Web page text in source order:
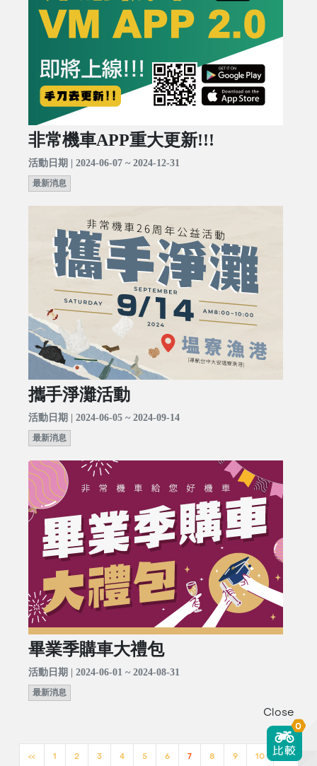
非常機車APP重大更新!!!
活動日期 | 2024-06-07 ~ 2024-12-31
最新消息
攜手淨灘活動
活動日期 | 2024-06-05 ~ 2024-09-14
最新消息
畢業季購車大禮包
活動日期 | 2024-06-01 ~ 2024-08-31
最新消息
<< 1 2 3 4 5 6 7 8 9 10 >>
Close
0